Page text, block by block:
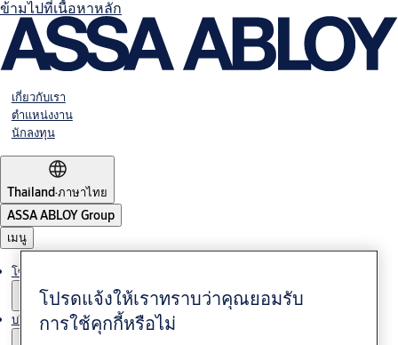
ข้ามไปที่เนื้อหาหลัก
เกี่ยวกับเรา
ตำแหน่งงาน
นักลงทุน
Thailand·ภาษาไทย
ASSA ABLOY Group
เมนู
โซลูชั่นต่างๆ
บริการ
โปรดแจ้งให้เราทราบว่าคุณยอมรับ
การใช้คุกกี้หรือไม่